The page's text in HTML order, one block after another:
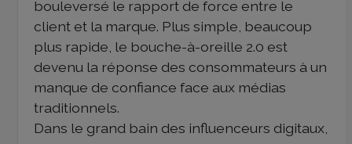
bouleversé le rapport de force entre le
client et la marque. Plus simple, beaucoup
plus rapide, le bouche-à-oreille 2.0 est
devenu la réponse des consommateurs à un
manque de confiance face aux médias
traditionnels.
Dans le grand bain des influenceurs digitaux,